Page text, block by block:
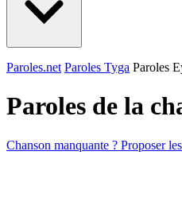
Paroles.net Paroles Tyga Paroles
Paroles de la
Chanson manquante ? Proposer